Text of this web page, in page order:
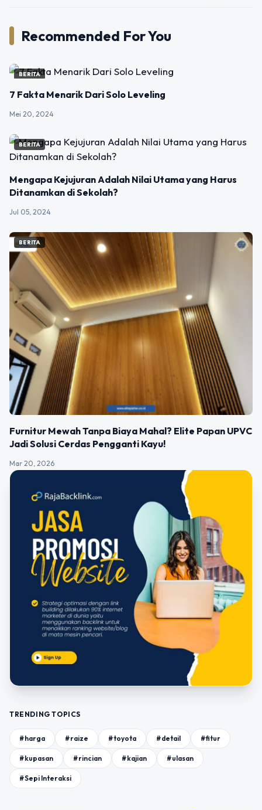
Recommended For You
BERITA
7 Fakta Menarik Dari Solo Leveling
Mei 20, 2024
BERITA
Mengapa Kejujuran Adalah Nilai Utama yang Harus
Ditanamkan di Sekolah?
Jul 05, 2024
BERITA
Furnitur Mewah Tanpa Biaya Mahal? Elite Papan UPVC
Jadi Solusi Cerdas Pengganti Kayu!
Mar 20, 2026
TRENDING TOPICS
#harga #raize #toyota #detail #fitur
#kupasan #rincian #kajian #ulasan
#Sepi Interaksi